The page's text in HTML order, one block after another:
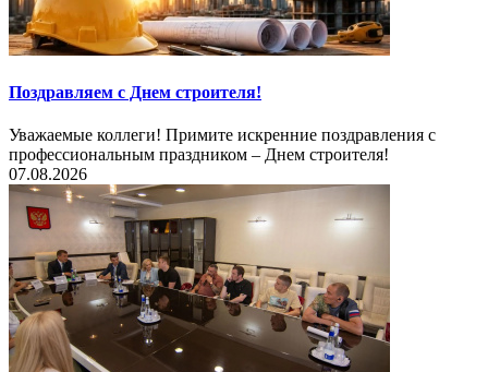
Поздравляем с Днем строителя!
Уважаемые коллеги! Примите искренние поздравления с
профессиональным праздником – Днем строителя!
07.08.2026